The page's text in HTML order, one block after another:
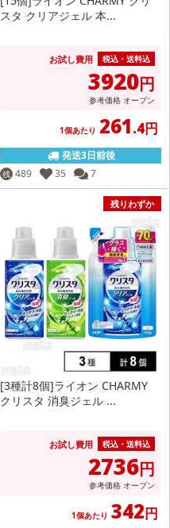
スタ クリアジェル 本...
お試し費用 税込・送料込
3920円
参考価格 オープン
1個あたり 261.4円
発送3日前後
残 489 35 7
残りわずか
[3種計8個]ライオン CHARMY
クリスタ 消臭ジェル ...
お試し費用 税込・送料込
2736円
参考価格 オープン
1個あたり 342円